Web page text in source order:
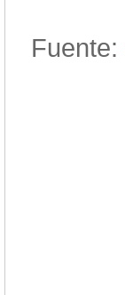
Fuente: